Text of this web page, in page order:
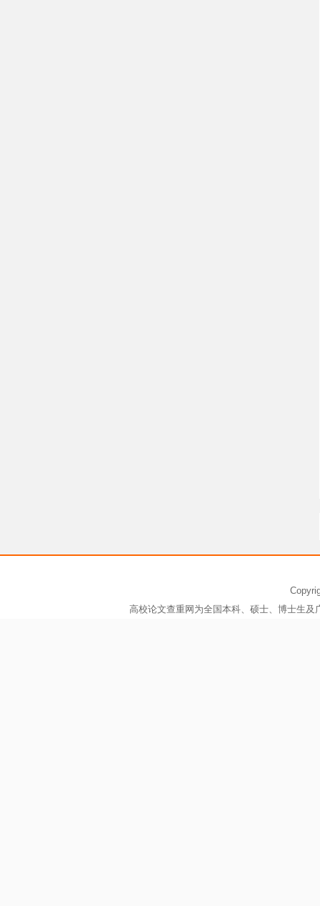
高校论文查重网为全国本科、硕士、博士生